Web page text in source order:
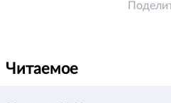
Читаемое